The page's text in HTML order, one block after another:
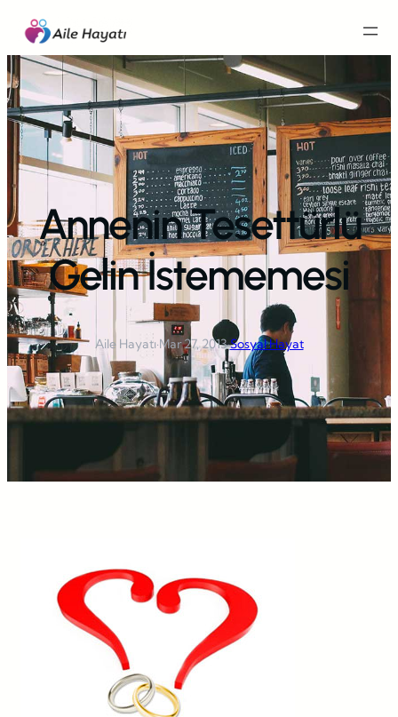
İçeriğe
geç
Annenin Tesettürlü
Gelin İstememesi
Aile Hayatı·Mar 27, 2013·Sosyal Hayat